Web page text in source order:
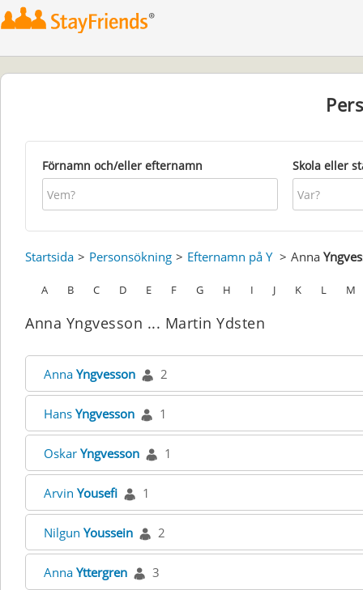
Förnamn och/eller efternamn Skola eller
Startsida Personsökning Efternamn på Y Anna
A B C D E F G H I J K L M
Anna Yngvesson ... Martin Ydsten
Anna Yngvesson 2
Hans Yngvesson 1
Oskar Yngvesson 1
Arvin Yousefi 1
Nilgun Youssein 2
Anna Yttergren 3